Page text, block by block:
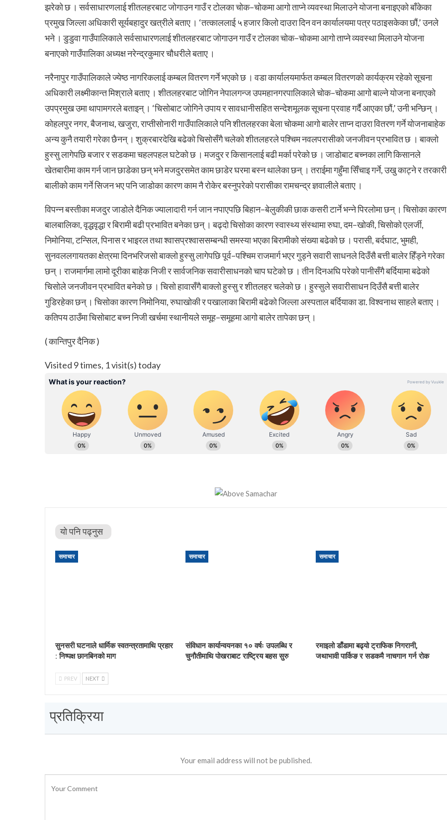
झरेको छ । सर्वसाधारणलाई शीतलहरबाट जोगाउन गाउँ र टोलका चोक–चोकमा आगो ताप्ने व्यवस्था मिलाउने योजना बनाइएको बाँकेका
प्रमुख जिल्ला अधिकारी सूर्यबहादुर खत्रीले बताए । ‘तत्काललाई ५ हजार किलो दाउरा दिन वन कार्यालयमा पत्र पठाइसकेका छौं,’ उनले
भने । डुडुवा गाउँपालिकाले सर्वसाधारणलाई शीतलहरबाट जोगाउन गाउँ र टोलका चोक–चोकमा आगो ताप्ने व्यवस्था मिलाउने योजना
बनाएको गाउँपालिका अध्यक्ष नरेन्द्रकुमार चौधरीले बताए ।
नरैनापुर गाउँपालिकाले ज्येष्ठ नागरिकलाई कम्बल वितरण गर्ने भएको छ । वडा कार्यालयमार्फत कम्बल वितरणको कार्यक्रम रहेको सूचना
अधिकारी लक्ष्मीकान्त मिश्राले बताए । शीतलहरबाट जोगिन नेपालगन्ज उपमहानगरपालिकाले चोक–चोकमा आगो बाल्ने योजना बनाएको
उपप्रमुख उमा थापामगरले बताइन् । ‘चिसोबाट जोगिने उपाय र सावधानीसहित सन्देशमूलक सूचना प्रवाह गर्दै आएका छौं,’ उनी भन्छिन् ।
कोहलपुर नगर, बैजनाथ, खजुरा, राप्तीसोनारी गाउँपालिकाले पनि शीतलहरका बेला चोकमा आगो बालेर ताप्न दाउरा वितरण गर्ने योजनाबाहेक
अन्य कुनै तयारी गरेका छैनन् । शुक्रबारदेखि बढेको चिसोसँगै चलेको शीतलहरले पश्चिम नवलपरासीको जनजीवन प्रभावित छ । बाक्लो
हुस्सु लागेपछि बजार र सडकमा चहलपहल घटेको छ । मजदुर र किसानलाई बढी मर्का परेको छ । जाडोबाट बच्नका लागि किसानले
खेतबारीमा काम गर्न जान छाडेका छन् भने मजदुरसमेत काम छाडेर घरमा बस्न थालेका छन् । तराईमा गहुँमा सिँचाइ गर्ने, उखु काट्ने र तरकारी
बालीको काम गर्ने सिजन भए पनि जाडोका कारण काम नै रोकेर बस्नुपरेको परासीका रामचन्द्र ज्ञवालीले बताए ।
विपन्न बस्तीका मजदुर जाडोले दैनिक ज्यालादारी गर्न जान नपाएपछि बिहान–बेलुकीकी छाक कसरी टार्ने भन्ने पिरलोमा छन् । चिसोका कारण
बालबालिका, वृद्धवृद्धा र बिरामी बढी प्रभावित बनेका छन् । बढ्दो चिसोका कारण स्वास्थ्य संस्थामा रुघा, दम–खोकी, चिसोको एलर्जी,
निमोनिया, टन्सिल, पिनास र भाइरल तथा श्वासप्रश्वाससम्बन्धी समस्या भएका बिरामीको संख्या बढेको छ । परासी, बर्दघाट, भुमही,
सुनवललगायतका क्षेत्रमा दिनभरिजसो बाक्लो हुस्सु लागेपछि पूर्व–पश्चिम राजमार्ग भएर गुड्ने सवारी साधनले दिउँसै बत्ती बालेर हिँड्ने गरेका
छन् । राजमार्गमा लामो दूरीका बाहेक निजी र सार्वजनिक सवारीसाधनको चाप घटेको छ । तीन दिनअघि परेको पानीसँगै बर्दियामा बढेको
चिसोले जनजीवन प्रभावित बनेको छ । चिसो हावासँगै बाक्लो हुस्सु र शीतलहर चलेको छ । हुस्सुले सवारीसाधन दिउँसै बत्ती बालेर
गुडिरहेका छन् । चिसोका कारण निमोनिया, रुघाखोकी र पखालाका बिरामी बढेको जिल्ला अस्पताल बर्दियाका डा. विश्वनाथ साहले बताए ।
कतिपय ठाउँमा चिसोबाट बच्न निजी खर्चमा स्थानीयले समूह–समूहमा आगो बालेर तापेका छन् ।
( कान्तिपुर दैनिक )
Visited 9 times, 1 visit(s) today
यो पनि पढ्नुस
समाचार
सुनसरी घटनाले धार्मिक स्वतन्त्रतामाथि प्रहार
: निष्पक्ष छानबिनको माग
समाचार
संविधान कार्यान्वयनका १० वर्षः उपलब्धि र
चुनौतीमाथि पोखराबाट राष्ट्रिय बहस सुरु
समाचार
रमाइलो डाँडामा बढ्यो ट्राफिक निगरानी,
जथाभावी पार्किङ र सडकमै नाचगान गर्न रोक
PREV NEXT
प्रतिक्रिया
Your email address will not be published.